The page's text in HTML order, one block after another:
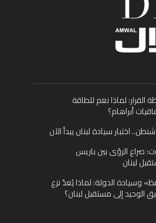
القرار: لماذا نعم للطاقة
أبراهام؟
اختبار سيادة لبنان يبدأ الآن
صراع الرؤى بين باريس
لبنان
وسيادة الدولة: لماذا يُعدّ نزع
الوحيد إلى مستقبل لبنان؟